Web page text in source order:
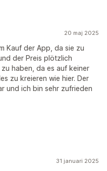
20 maj 2025
Kauf der App, da sie zu
der Preis plötzlich
haben, da es auf keiner
zu kreieren wie hier. Der
und ich bin sehr zufrieden
31 januari 2025